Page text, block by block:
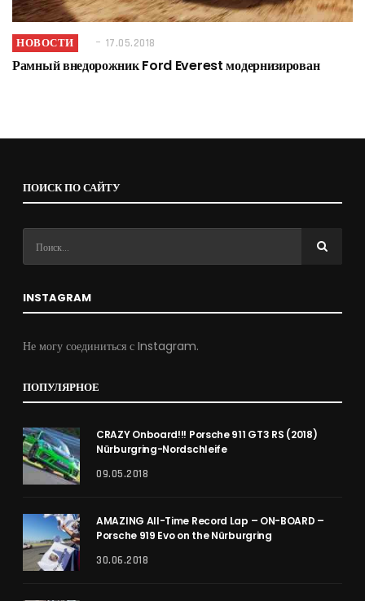
НОВОСТИ 17.05.2018
Рамный внедорожник Ford Everest модернизирован
ПОИСК ПО САЙТУ
INSTAGRAM
Не могу соединиться с Instagram.
ПОПУЛЯРНОЕ
CRAZY Onboard!!! Porsche 911 GT3 RS (2018)
Nürburgring-Nordschleife
09.05.2018
AMAZING All-Time Record Lap – ON-BOARD –
Porsche 919 Evo on the Nürburgring
30.06.2018